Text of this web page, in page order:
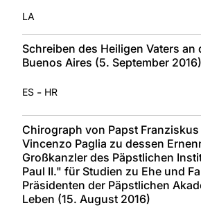
LA
Schreiben des Heiligen Vaters an
Buenos Aires (5. September 2016)
ES - HR
Chirograph von Papst
Vincenzo Paglia zu dessen
Großkanzler des Päpstlichen
Paul II." für Studien zu Ehe und
Präsidenten der Päpstlichen
Leben (15. August 2016)